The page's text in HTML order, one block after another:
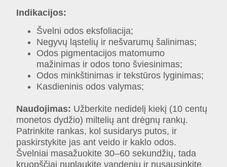
Indikacijos:
Švelni odos eksfoliacija;
Negyvų ląstelių ir nešvarumų šalinimas;
Odos pigmentacijos matomumo
mažinimas ir odos tono šviesinimas;
Odos minkštinimas ir tekstūros lyginimas;
Kasdieninis odos valymas;
Naudojimas: Užberkite nedidelį kiekį (10 centų
monetos dydžio) miltelių ant drėgnų rankų.
Patrinkite rankas, kol susidarys putos, ir
paskirstykite jas ant veido ir kaklo odos.
Švelniai masažuokite 30–60 sekundžių, tada
kruopščiai nuplaukite vandeniu ir nusausinkite